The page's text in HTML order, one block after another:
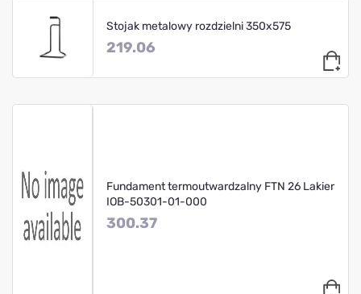
Stojak metalowy rozdzielni 350x575
219.06
Fundament termoutwardzalny FTN 26 Lakier
IOB-50301-01-000
300.37